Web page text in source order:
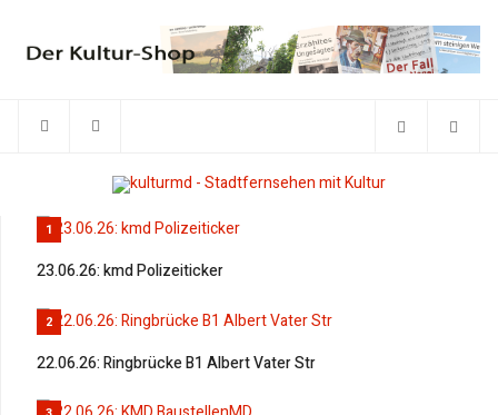
1
23.06.26: kmd Polizeiticker
2
22.06.26: Ringbrücke B1 Albert Vater Str